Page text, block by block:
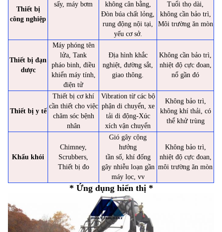
Thiết bị
công nghiệp
sấy, máy bơm
không cân bằng,
Đòn búa chất lỏng,
rung động nội tại,
yếu cơ sở.
Tuổi thọ dài,
không cần bảo trì,
Môi trường ăn mòn
Thiết bị đạn
dược
Máy phóng tên
lửa, Tank
pháo binh, điều
khiển máy tính,
điện tử
Địa hình khắc
nghiệt, đường sắt,
giao thông.
Không cần bảo trì,
nhiệt độ cực đoan,
nổ gần đó
Thiết bị y tế
Thiết bị cơ khí
cần thiết cho việc
chăm sóc bệnh
nhân
Vibration từ các bộ
phận di chuyển, xe
tải di động-Xúc
xích vận chuyển
Không bảo trì,
không khí thải, có
thể khử trùng
Khẩu khói
Chimney,
Scrubbers,
Thiết bị đo
Gió gây cộng
hưởng
tần số, khí đống
gây nhiễu loạn gần
máy lọc, vv
Không bảo trì,
nhiệt độ cực đoan,
môi trường ăn mòn
* Ứng dụng hiển thị *